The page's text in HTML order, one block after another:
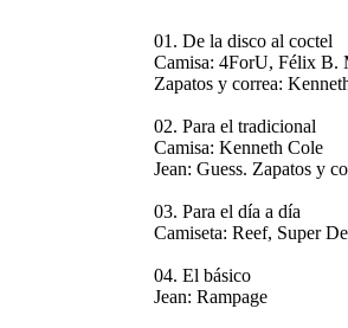
01. De la disco al coctel
Camisa: 4ForU, Félix B.
Zapatos y correa:
02. Para el tradicional
Camisa: Kenneth Cole
Jean: Guess. Zapatos y
03. Para el día a día
Camiseta: Reef, Super
04. El básico
Jean: Rampage